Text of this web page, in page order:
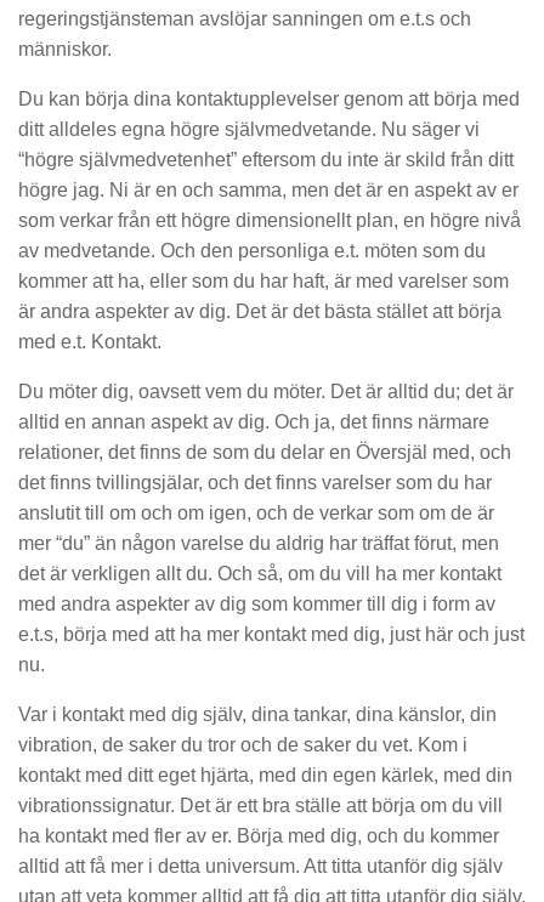
regeringstjänsteman avslöjar sanningen om e.t.s och
människor.
Du kan börja dina kontaktupplevelser genom att börja med
ditt alldeles egna högre självmedvetande. Nu säger vi
“högre självmedvetenhet” eftersom du inte är skild från ditt
högre jag. Ni är en och samma, men det är en aspekt av er
som verkar från ett högre dimensionellt plan, en högre nivå
av medvetande. Och den personliga e.t. möten som du
kommer att ha, eller som du har haft, är med varelser som
är andra aspekter av dig. Det är det bästa stället att börja
med e.t. Kontakt.
Du möter dig, oavsett vem du möter. Det är alltid du; det är
alltid en annan aspekt av dig. Och ja, det finns närmare
relationer, det finns de som du delar en Översjäl med, och
det finns tvillingsjälar, och det finns varelser som du har
anslutit till om och om igen, och de verkar som om de är
mer “du” än någon varelse du aldrig har träffat förut, men
det är verkligen allt du. Och så, om du vill ha mer kontakt
med andra aspekter av dig som kommer till dig i form av
e.t.s, börja med att ha mer kontakt med dig, just här och just
nu.
Var i kontakt med dig själv, dina tankar, dina känslor, din
vibration, de saker du tror och de saker du vet. Kom i
kontakt med ditt eget hjärta, med din egen kärlek, med din
vibrationssignatur. Det är ett bra ställe att börja om du vill
ha kontakt med fler av er. Börja med dig, och du kommer
alltid att få mer i detta universum. Att titta utanför dig själv
utan att veta kommer alltid att få dig att titta utanför dig själv,